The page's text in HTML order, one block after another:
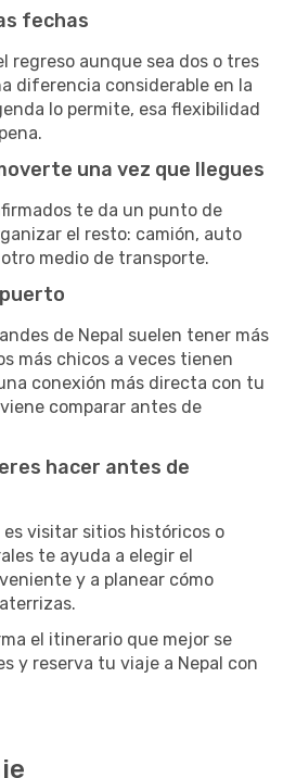
fechas
regreso aunque sea dos o tres
diferencia considerable en la
lo permite, esa flexibilidad
una vez que llegues
te da un punto de
el resto: camión, auto
medio de transporte.
de Nepal suelen tener más
más chicos a veces tienen
conexión más directa con tu
comparar antes de
hacer antes de
visitar sitios históricos o
te ayuda a elegir el
y a planear cómo
el itinerario que mejor se
y reserva tu viaje a Nepal con